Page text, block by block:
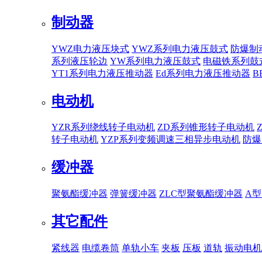
制动器
YWZ电力液压块式 YWZ系列电力液压鼓式 防爆制
系列液压轮边 YW系列电力液压鼓式 电磁铁系列鼓
YT1系列电力液压推动器 Ed系列电力液压推动器
电动机
YZR系列绕线转子电动机 ZD系列锥形转子电动机
转子电动机 YZP系列变频调速三相异步电动机 防
缓冲器
聚氨酯缓冲器 弹簧缓冲器 ZLC型聚氨酯缓冲器 A
其它配件
紧线器 电缆卷筒 单轨小车 夹板 压板 道轨 振动电机